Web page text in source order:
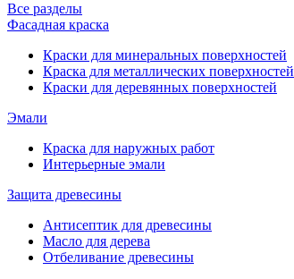
Все разделы
Фасадная краска
Краски для минеральных поверхностей
Краска для металлических поверхностей
Краски для деревянных поверхностей
Эмали
Краска для наружных работ
Интерьерные эмали
Защита древесины
Антисептик для древесины
Масло для дерева
Отбеливание древесины